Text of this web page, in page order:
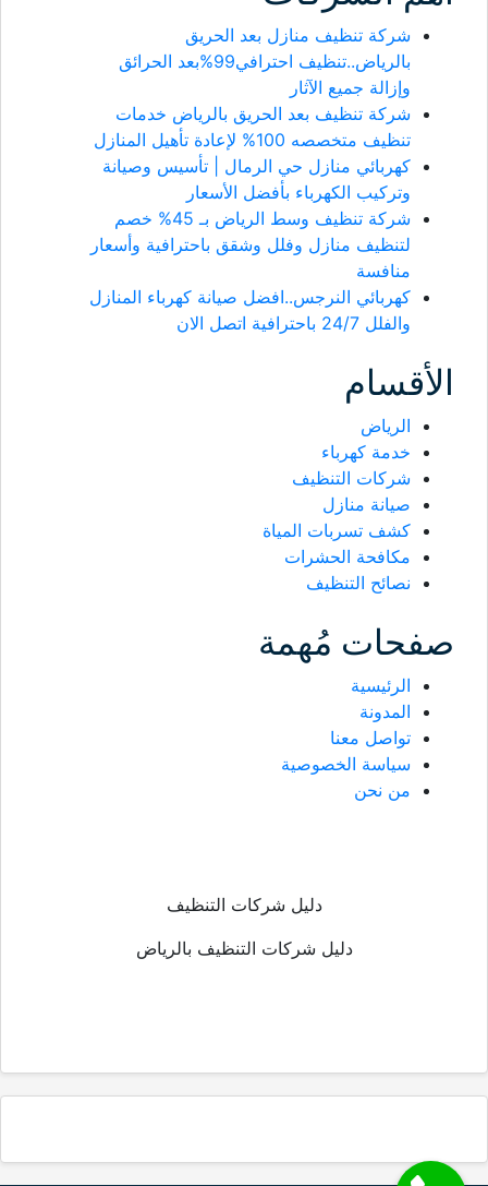
شركة تنظيف منازل بعد الحريق
بالرياض..تنظيف احترافي99%بعد الحرائق
وإزالة جميع الآثار
شركة تنظيف بعد الحريق بالرياض خدمات
تنظيف متخصصه 100% لإعادة تأهيل المنازل
كهربائي منازل حي الرمال | تأسيس وصيانة
وتركيب الكهرباء بأفضل الأسعار
شركة تنظيف وسط الرياض بـ 45% خصم
لتنظيف منازل وفلل وشقق باحترافية وأسعار
منافسة
كهربائي النرجس..افضل صيانة كهرباء المنازل
والفلل 24/7 باحترافية اتصل الان
الأقسام
الرياض
خدمة كهرباء
شركات التنظيف
صيانة منازل
كشف تسربات المياة
مكافحة الحشرات
نصائح التنظيف
صفحات مُهمة
الرئيسية
المدونة
تواصل معنا
سياسة الخصوصية
من نحن
دليل شركات التنظيف
دليل شركات التنظيف بالرياض